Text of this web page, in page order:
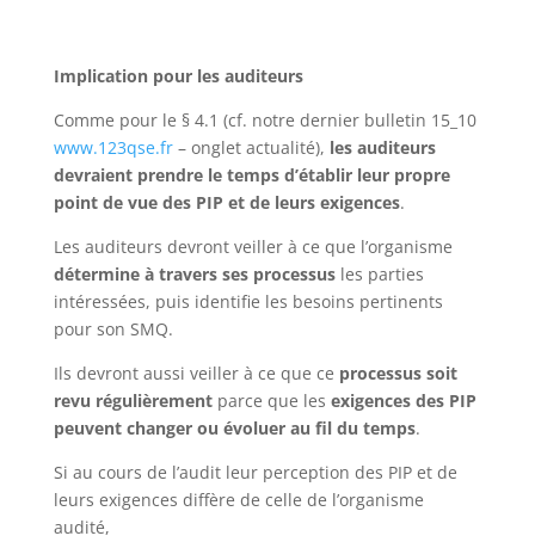
Implication pour les auditeurs
Comme pour le § 4.1 (cf. notre dernier bulletin 15_10
www.123qse.fr– onglet actualité), les auditeurs
devraient prendre le temps d’établir leur propre
point de vue des PIP et de leurs exigences.
Les auditeurs devront veiller à ce que l’organisme
détermine à travers ses processusles parties
intéressées, puis identifie les besoins pertinents
pour son SMQ.
Ils devront aussi veiller à ce que ce processus soit
revu régulièrementparce que les exigences des PIP
peuvent changer ou évoluer au fil du temps.
Si au cours de l’audit leur perception des PIP et de
leurs exigences diffère de celle de l’organisme
audité,